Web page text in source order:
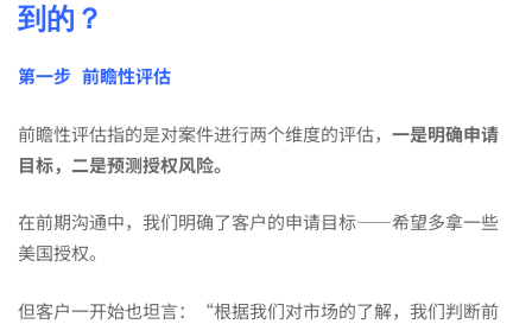
拿
下
2
件
到的？
第一步 前瞻性评估
前瞻性评估指的是对案件进行两个维度的评估， 一是明确申请
目标，二是预测授权风险。
在前期沟通中，我们明确了客户的申请目标——希望多拿一些
美国授权。
但客户一开始也坦言：“根据我们对市场的了解，我们判断前